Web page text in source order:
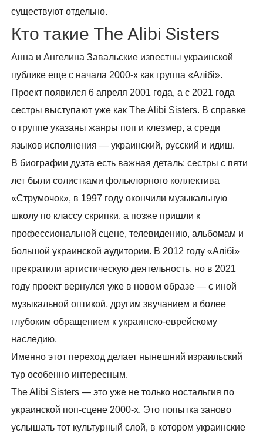
существуют отдельно.
Кто такие The Alibi Sisters
Анна и Ангелина Завальские известны украинской
публике еще с начала 2000-х как группа «Алібі».
Проект появился 6 апреля 2001 года, а с 2021 года
сестры выступают уже как The Alibi Sisters. В справке
о группе указаны жанры поп и клезмер, а среди
языков исполнения — украинский, русский и идиш.
В биографии дуэта есть важная деталь: сестры с пяти
лет были солистками фольклорного коллектива
«Струмочок», в 1997 году окончили музыкальную
школу по классу скрипки, а позже пришли к
профессиональной сцене, телевидению, альбомам и
большой украинской аудитории. В 2012 году «Алібі»
прекратили артистическую деятельность, но в 2021
году проект вернулся уже в новом образе — с иной
музыкальной оптикой, другим звучанием и более
глубоким обращением к украинско-еврейскому
наследию.
Именно этот переход делает нынешний израильский
тур особенно интересным.
The Alibi Sisters — это уже не только ностальгия по
украинской поп-сцене 2000-х. Это попытка заново
услышать тот культурный слой, в котором украинские